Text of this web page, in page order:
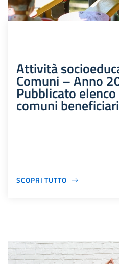
Attività
Comuni – Anno
Pubblicato
comuni beneficiari
SCOPRI TUTTO